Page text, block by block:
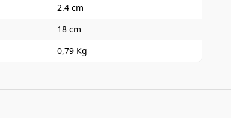
2.4 cm
18 cm
0,79 Kg